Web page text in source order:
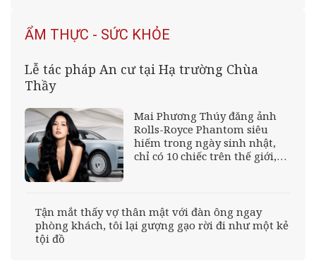
ẨM THỰC - SỨC KHỎE
Lễ tác pháp An cư tại Hạ trường Chùa
Thầy
Mai Phương Thúy đăng ảnh
Rolls-Royce Phantom siêu
hiếm trong ngày sinh nhật,
chỉ có 10 chiếc trên thế giới,
Tận mắt thấy vợ thân mật với đàn ông ngay
phòng khách, tôi lại gượng gạo rời đi như một kẻ
tội đồ